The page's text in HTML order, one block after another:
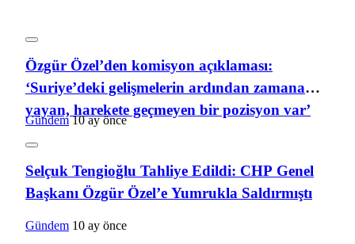
Özgür Özel’den komisyon açıklaması:
‘Suriye’deki gelişmelerin ardından zamana
yayan, harekete geçmeyen bir pozisyon var’
Gündem 10 ay önce
Selçuk Tengioğlu Tahliye Edildi: CHP Genel
Başkanı Özgür Özel’e Yumrukla Saldırmıştı
Gündem 10 ay önce